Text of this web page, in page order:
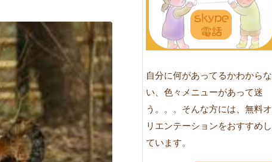
自分に何があってるかわからな
い、色々メニューがあって迷
う。。。そんな方には、無料オ
リエンテーションをおすすめし
ています。